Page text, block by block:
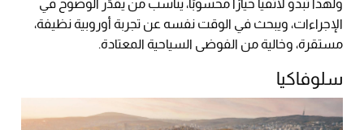
ولهذا تبدو لاتفيا خيارًا محسوبًا، يناسب من يقدّر الوضوح في
الإجراءات، ويبحث في الوقت نفسه عن تجربة أوروبية نظيفة،
مستقرة، وخالية من الفوضى السياحية المعتادة.
سلوفاكيا